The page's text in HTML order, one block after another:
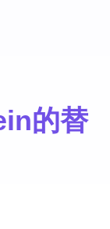
的替